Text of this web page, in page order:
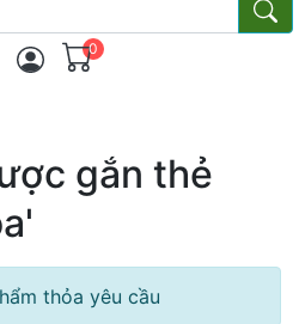
Từ
0
gắn thẻ
thỏa yêu cầu